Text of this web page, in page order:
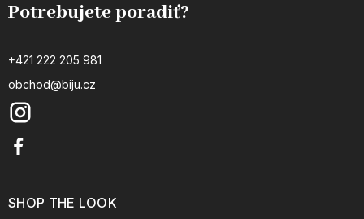
Potrebujete poradiť?
+421 222 205 981
obchod@biju.cz
SHOP THE LOOK